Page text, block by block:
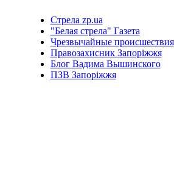
Стрела zp.ua
"Белая стрела" Газета
Чрезвычайные происшествия
Правозахисник Запоріжжя
Блог Вадима Вышинского
ПЗВ Запоріжжя